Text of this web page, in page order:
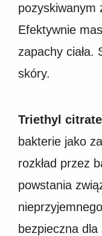
pozyskiwanym
Efektywnie
zapachy ciała.
skóry.
Triethyl citrate
bakterie jako
rozkład przez
powstania
bezpieczna dla